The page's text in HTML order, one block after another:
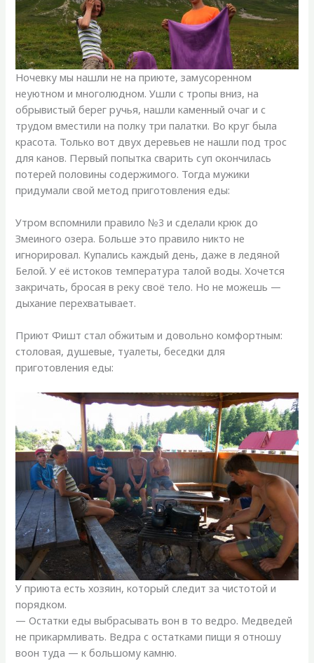
Ночевку мы нашли не на приюте, замусоренном
неуютном и многолюдном. Ушли с тропы вниз, на
обрывистый берег ручья, нашли каменный очаг и с
трудом вместили на полку три палатки. Во круг была
красота. Только вот двух деревьев не нашли под трос
для канов. Первый попытка сварить суп окончилась
потерей половины содержимого. Тогда мужики
придумали свой метод приготовления еды:
Утром вспомнили правило №3 и сделали крюк до
Змеиного озера. Больше это правило никто не
игнорировал. Купались каждый день, даже в ледяной
Белой. У её истоков температура талой воды. Хочется
закричать, бросая в реку своё тело. Но не можешь —
дыхание перехватывает.
Приют Фишт стал обжитым и довольно комфортным:
столовая, душевые, туалеты, беседки для
приготовления еды:
У приюта есть хозяин, который следит за чистотой и
порядком.
— Остатки еды выбрасывать вон в то ведро. Медведей
не прикармливать. Ведра с остатками пищи я отношу
воон туда — к большому камню.